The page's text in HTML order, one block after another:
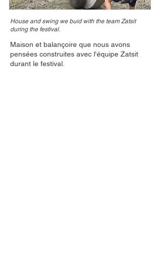
House and swing we buid with the team Zatsit
during the festival.
Maison et balançoire que nous avons
pensées construites avec l'équipe Zatsit
durant le festival.